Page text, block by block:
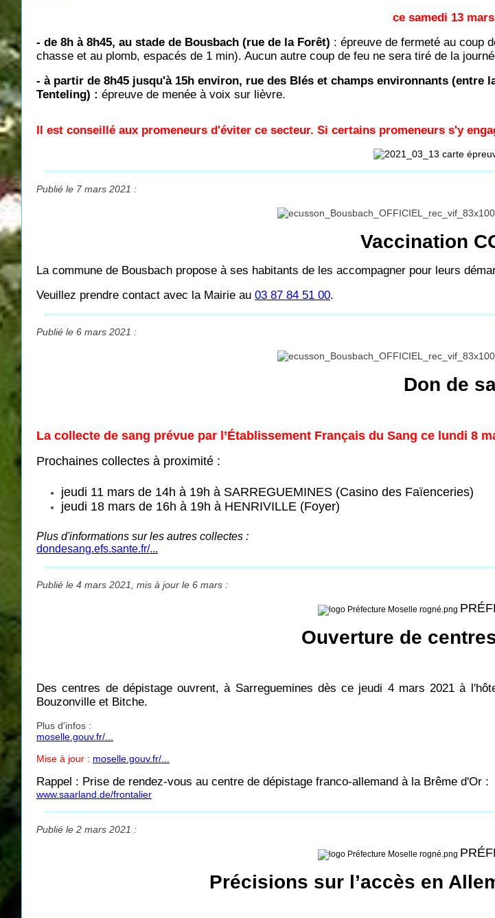
ce samedi 13
- de 8h à 8h45, au stade de Bousbach (rue de la Forêt) : épreuve de fermeté au coup
chasse et au plomb, espacés de 1 min). Aucun autre coup de feu ne sera tiré de la
- à partir de 8h45 jusqu'à 15h environ, rue des Blés et champs environnants (entre
Tenteling) : épreuve de menée à voix sur lièvre.
Il est conseillé aux promeneurs d'éviter ce secteur. Si certains promeneurs s'y
Publié le 7 mars 2021 :
Vaccination
La commune de Bousbach propose à ses habitants de les accompagner pour leurs
Veuillez prendre contact avec la Mairie au 03 87 84 51 00.
Publié le 6 mars 2021 :
Don de
La collecte de sang prévue par l’Établissement Français du Sang ce lundi 8
Prochaines collectes à proximité :
jeudi 11 mars de 14h à 19h à SARREGUEMINES (Casino des Faïenceries)
jeudi 18 mars de 16h à 19h à HENRIVILLE (Foyer)
Plus d'informations sur les autres collectes :
dondesang.efs.sante.fr/...
Publié le 4 mars 2021, mis à jour le 6 mars :
Ouverture de
Des centres de dépistage ouvrent, à Sarreguemines dès ce jeudi 4 mars 2021 à
Bouzonville et Bitche.
Plus d'infos :
moselle.gouv.fr/...
Mise à jour : moselle.gouv.fr/...
Rappel : Prise de rendez-vous au centre de dépistage franco-allemand à la Brême d'Or :
www.saarland.de/frontalier
Publié le 2 mars 2021 :
Précisions sur l’accès en